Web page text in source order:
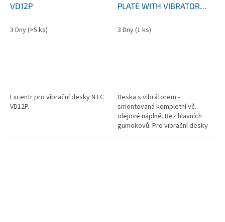
VD12P
3 Dny(>5 ks)
Excentr pro vibrační desky NTC
VD12P.
PLATE WITH VIBRATOR
3 Dny(1 ks)
Deska s vibrátorem -
smontovaná kompletní vč.
olejové náplně. Bez hlavních
gumokovů. Pro vibrační desky
NTC VD12P